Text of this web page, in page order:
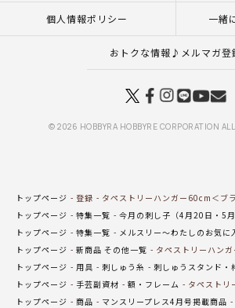
個人情報ポリシー 一緒
おトクな情報♪メルマガ登
© 2026 HOBBYRA HOBBYRE CORPORATION
トップページ 登録
タペストリーハンガー60cm＜ブ
トップページ
特集一覧 今月の刺し子（4月20日・5月
トップページ
特集一覧 メルスリー～わたしのお気に
トップページ
新商品 その他一覧
タペストリーハン
トップページ
用具 刺しゅう糸 刺しゅうスタンド・
トップページ
手芸副資材 額・フレーム
タペストリ
トップページ
商品 マンスリープレス4月号掲載商品